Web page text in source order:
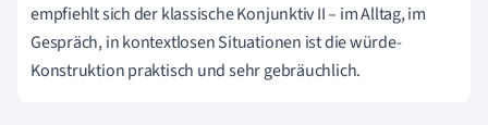
empfiehlt sich der klassische Konjunktiv II – im Alltag, im
Gespräch, in kontextlosen Situationen ist die würde-
Konstruktion praktisch und sehr gebräuchlich.